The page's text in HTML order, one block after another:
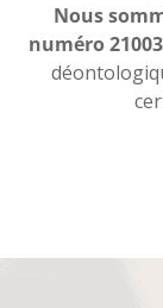
Nous
numéro